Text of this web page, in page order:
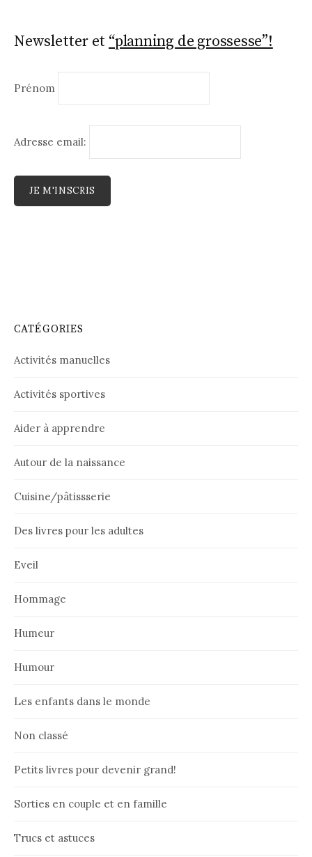
Newsletter et “planning de grossesse”!
Prénom
Adresse email:
CATÉGORIES
Activités manuelles
Activités sportives
Aider à apprendre
Autour de la naissance
Cuisine/pâtissserie
Des livres pour les adultes
Eveil
Hommage
Humeur
Humour
Les enfants dans le monde
Non classé
Petits livres pour devenir grand!
Sorties en couple et en famille
Trucs et astuces